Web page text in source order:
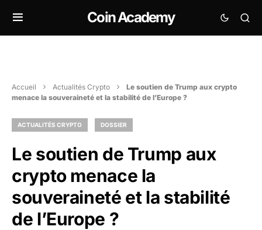
Coin Academy
Accueil Actualités Crypto
Le soutien de Trump aux crypto
menace la souveraineté et la stabilité de l’Europe ?
ACTUALITÉS CRYPTO DOSSIER
Le soutien de Trump aux
crypto menace la
souveraineté et la stabilité
de l’Europe ?